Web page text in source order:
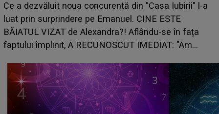
Ce a dezvăluit noua concurentă din "Casa Iubirii" l-a
luat prin surprindere pe Emanuel. CINE ESTE
BĂIATUL VIZAT de Alexandra?! Aflându-se în fața
faptului împlinit, A RECUNOSCUT IMEDIAT: "Am